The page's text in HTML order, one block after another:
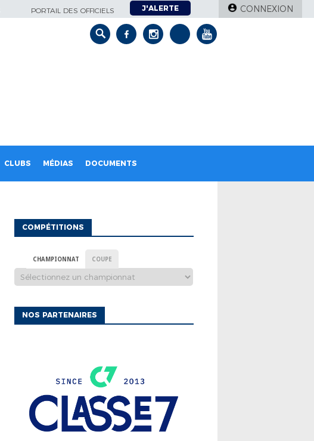
PORTAIL DES OFFICIELS J'ALERTE CONNEXION
CLUBS MÉDIAS DOCUMENTS
COMPÉTITIONS
CHAMPIONNAT COUPE
NOS PARTENAIRES